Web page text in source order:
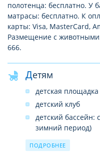
полотенца: бесплатно. У
матрасы: бесплатно. К
карты: Visa, MasterCard,
Размещение с
666.
Детям
детская площадка
детский клуб
детский бассейн:
зимний период)
услуги няни: по
детские
ПОДРОБНЕЕ